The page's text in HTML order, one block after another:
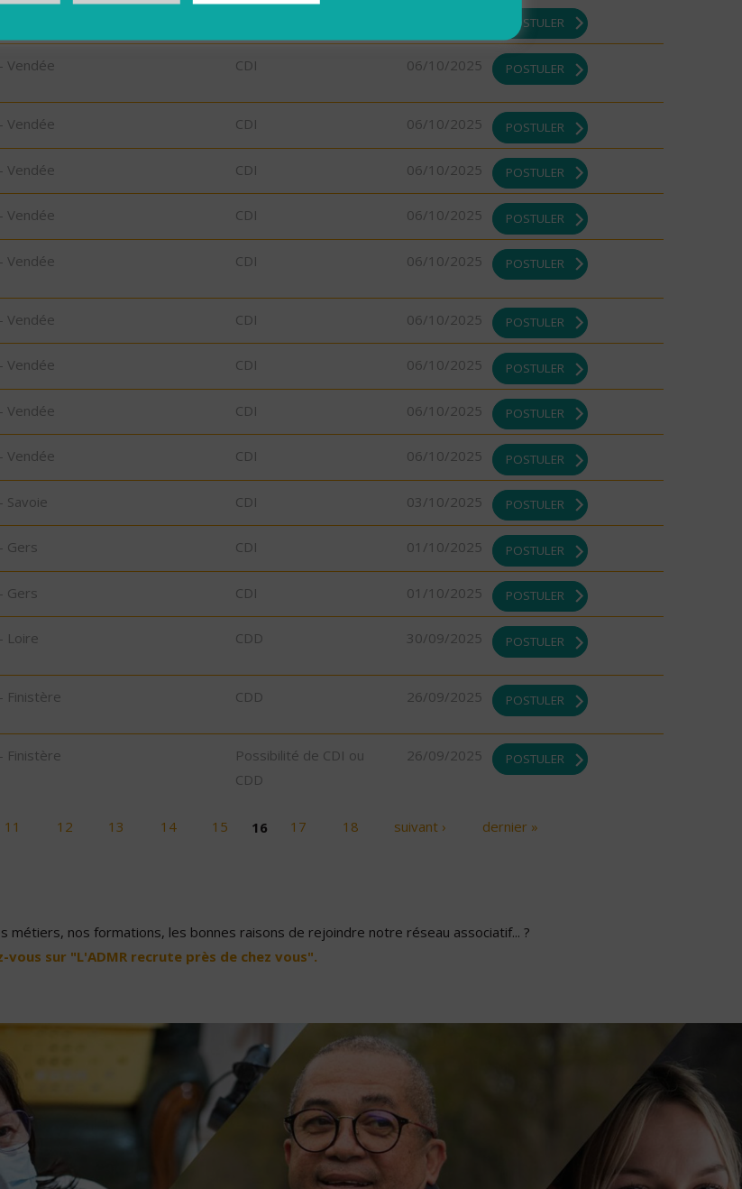
POSTULER
Vendée CDI 06/10/2025 POSTULER
Vendée CDI 06/10/2025 POSTULER
Vendée CDI 06/10/2025 POSTULER
Vendée CDI 06/10/2025 POSTULER
Vendée CDI 06/10/2025 POSTULER
Vendée CDI 06/10/2025 POSTULER
Vendée CDI 06/10/2025 POSTULER
Vendée CDI 06/10/2025 POSTULER
Vendée CDI 06/10/2025 POSTULER
Savoie CDI 03/10/2025 POSTULER
Gers CDI 01/10/2025 POSTULER
Gers CDI 01/10/2025 POSTULER
Loire CDD 30/09/2025 POSTULER
Finistère CDD 26/09/2025 POSTULER
Finistère
Possibilité de CDI ou
CDD
26/09/2025 POSTULER
11 12 13 14 15 16 17 18 suivant › dernier »
métiers, nos formations, les bonnes raisons de rejoindre notre réseau associatif... ?
vous sur "L'ADMR recrute près de chez vous".